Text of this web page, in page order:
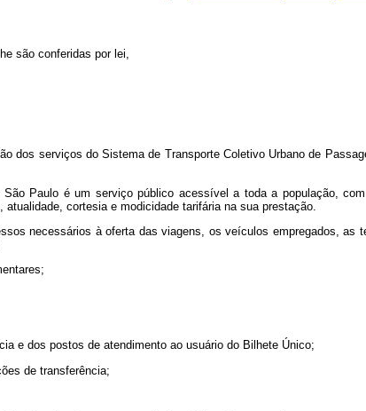
são conferidas por lei,
dos serviços do Sistema de Transporte Coletivo Urbano de
Paulo é um serviço público acessível a toda a população,
cortesia e modicidade tarifária na sua prestação.
necessários à oferta das viagens, os veículos empregados, as
e dos postos de atendimento ao usuário do Bilhete Único;
de transferência;